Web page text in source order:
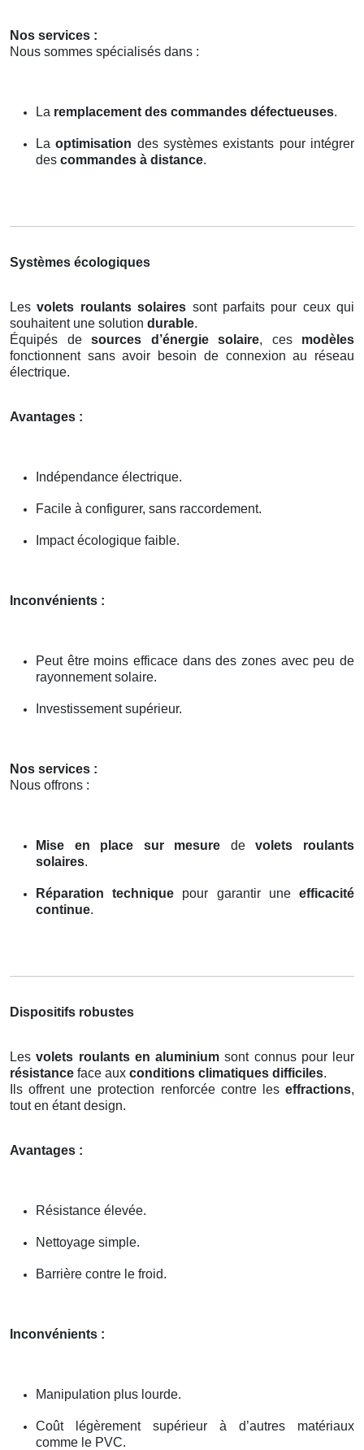
Nos services :
Nous sommes spécialisés dans :
La remplacement des commandes défectueuses.
Laoptimisation des systèmes existants pour intégrer
des commandes à distance.
Systèmes écologiques
Lesvolets roulants solaires sont parfaits pour ceux qui
souhaitent une solution durable.
Équipés de sources d’énergie solaire, ces modèles
fonctionnent sans avoir besoin de connexion au réseau
électrique.
Avantages :
Indépendance électrique.
Facile à configurer, sans raccordement.
Impact écologique faible.
Inconvénients :
Peut être moins efficace dans des zones avec peu de
rayonnement solaire.
Investissement supérieur.
Nos services :
Nous offrons :
Mise en place sur mesure devolets roulants
solaires.
Réparation technique pour garantir uneefficacité
continue.
Dispositifs robustes
Lesvolets roulants en aluminium sont connus pour leur
résistance face aux conditions climatiques difficiles.
Ils offrent une protection renforcée contre les effractions,
tout en étant design.
Avantages :
Résistance élevée.
Nettoyage simple.
Barrière contre le froid.
Inconvénients :
Manipulation plus lourde.
Coût légèrement supérieur à d’autres matériaux
comme le PVC.